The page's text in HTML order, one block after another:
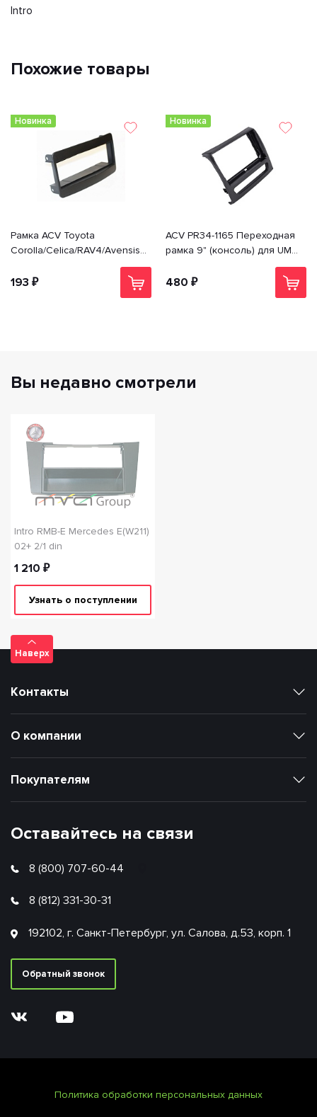
Intro
Похожие товары
Новинка
Рамка ACV Toyota
Corolla/Celica/RAV4/Avensis (-
193 ₽
Новинка
ACV PR34-1165 Переходная
рамка 9" (консоль) для UMS
Sollers Atlant 2022+; MAZ
(МАЗ) esc; JAC SunRay
480 ₽
Вы недавно смотрели
Intro RMB-E Mercedes E(W211)
02+ 2/1 din
1 210 ₽
Узнать о поступлении
Наверх
Оставайтесь на связи
8 (800) 707-60-44
8 (812) 331-30-31
192102, г. Санкт-Петербург, ул. Салова, д.53, корп. 1
Обратный звонок
Покупателям
О компании
Контакты
Политика обработки персональных данных